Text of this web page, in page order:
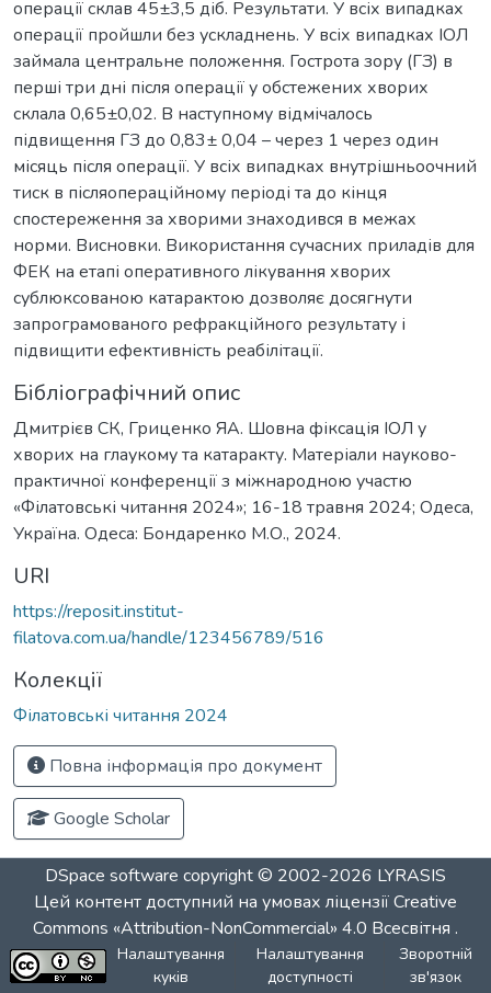
операції склав 45±3,5 діб. Результати. У всіх випадках
операції пройшли без ускладнень. У всіх випадках ІОЛ
займала центральне положення. Гострота зору (ГЗ) в
перші три дні після операції у обстежених хворих
склала 0,65±0,02. В наступному відмічалось
підвищення ГЗ до 0,83± 0,04 – через 1 через один
місяць після операції. У всіх випадках внутрішньоочний
тиск в післяопераційному періоді та до кінця
спостереження за хворими знаходився в межах
норми. Висновки. Використання сучасних приладів для
ФЕК на етапі оперативного лікування хворих
сублюксованою катарактою дозволяє досягнути
запрограмованого рефракційного результату і
підвищити ефективність реабілітації.
Бібліографічний опис
Дмитрієв СК, Гриценко ЯА. Шовна фіксація ІОЛ у
хворих на глаукому та катаракту. Матеріали науково-
практичної конференції з міжнародною участю
«Філатовські читання 2024»; 16-18 травня 2024; Одеса,
Україна. Одеса: Бондаренко М.О., 2024.
URI
https://reposit.institut-
filatova.com.ua/handle/123456789/516
Колекції
Філатовські читання 2024
Повна інформація про документ
Google Scholar
DSpace software copyright © 2002-2026 LYRASIS
Цей контент доступний на умовах ліцензіїCreative
Commons «Attribution-NonCommercial» 4.0 Всесвітня .
Налаштування
куків
Налаштування
доступності
Зворотній
зв'язок